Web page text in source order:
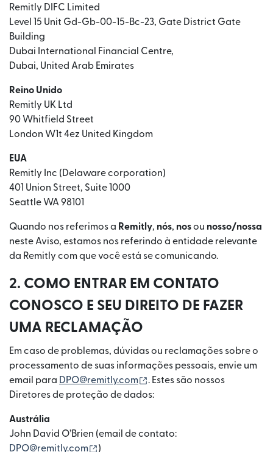
Remitly DIFC Limited
Level 15 Unit Gd-Gb-00-15-Bc-23, Gate District Gate
Building
Dubai International Financial Centre,
Dubai, United Arab Emirates
Reino Unido
Remitly UK Ltd
90 Whitfield Street
London W1t 4ez United Kingdom
EUA
Remitly Inc (Delaware corporation)
401 Union Street, Suite 1000
Seattle WA 98101
Quando nos referimos a Remitly, nós, nosou nosso/nossa
neste Aviso, estamos nos referindo à entidade relevante
da Remitly com que você está se comunicando.
2. COMO ENTRAR EM CONTATO
CONOSCO E SEU DIREITO DE FAZER
UMA RECLAMAÇÃO
Em caso de problemas, dúvidas ou reclamações sobre o
processamento de suas informações pessoais, envie um
email para DPO@remitly.com (abre em uma nova janela)
. Estes são nossos
Diretores de proteção de dados:
Austrália
John David O’Brien (email de contato:
DPO@remitly.com
(abre em uma nova janela)
)